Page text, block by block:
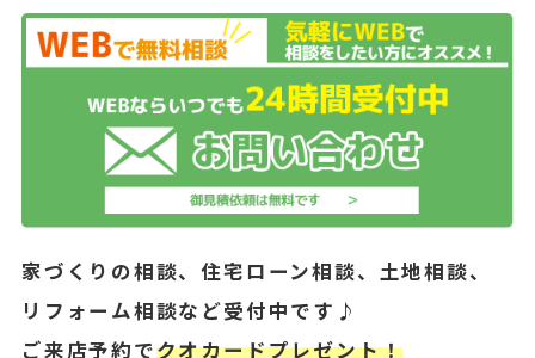
家づくりの相談、住宅ローン相談、土地相談、
リフォーム相談など受付中です♪
ご来店予約でクオカードプレゼント！